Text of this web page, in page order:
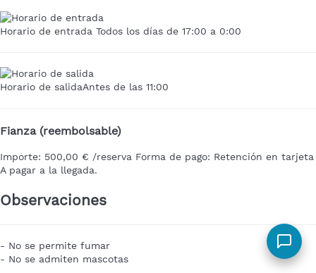
Horario de entrada Todos los días de 17:00 a 0:00
Horario de salidaAntes de las 11:00
Fianza (reembolsable)
Importe: 500,00 € /reserva Forma de pago: Retención en tarjeta
A pagar a la llegada.
Observaciones
- No se permite fumar
- No se admiten mascotas